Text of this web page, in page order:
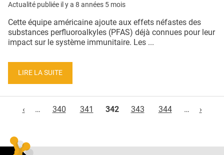
Actualité publiée il y a 8 années 5 mois
Cette équipe américaine ajoute aux effets néfastes des
substances perfluoroalkyles (PFAS) déjà connues pour leur
impact sur le système immunitaire. Les ...
LIRE LA SUITE
‹
… 340 341 342 343 344 … ›